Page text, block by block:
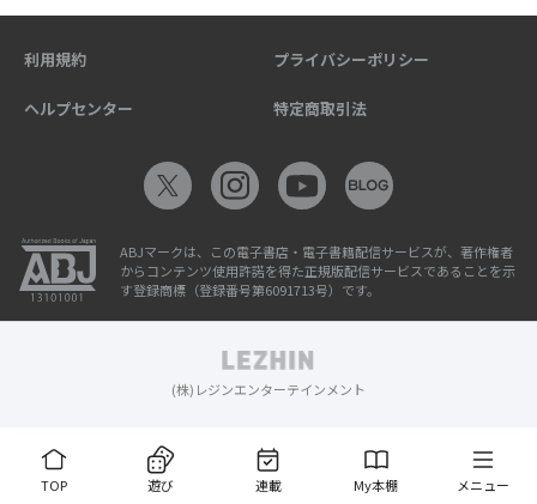
TOP 遊び 連載 My本棚 メニュー
利用規約 プライバシーポリシー
ヘルプセンター 特定商取引法
ABJマークは、この電子書店・電子書籍配信サービスが、著作権者
からコンテンツ使用許諾を得た正規版配信サービスであることを示
す登録商標（登録番号第6091713号）です。
(株)レジンエンターテインメント